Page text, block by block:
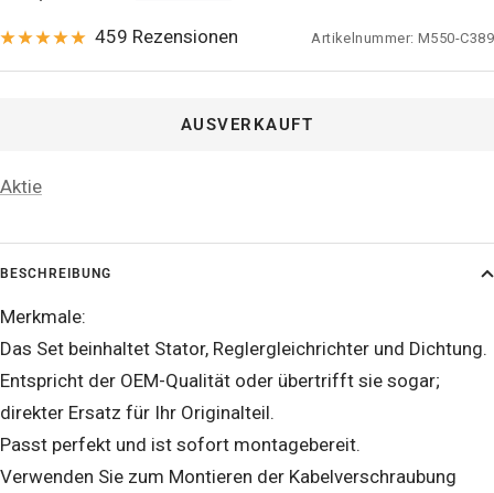
459 Rezensionen Artikelnummer: M550-C389
AUSVERKAUFT
Aktie
BESCHREIBUNG
Merkmale:
Das Set beinhaltet Stator, Reglergleichrichter und Dichtung.
Entspricht der OEM-Qualität oder übertrifft sie sogar;
direkter Ersatz für Ihr Originalteil.
Passt perfekt und ist sofort montagebereit.
Verwenden Sie zum Montieren der Kabelverschraubung